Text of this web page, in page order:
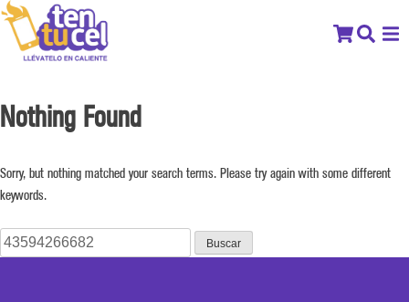
Nothing Found
Sorry, but nothing matched your search terms. Please try again with some different
keywords.
Buscar: